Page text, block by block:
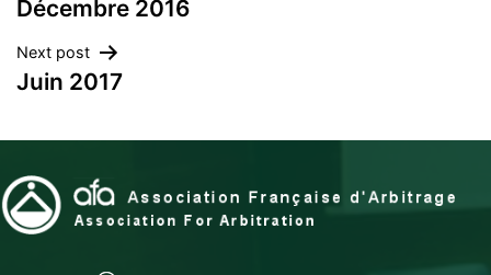
de
l’article
Décembre 2016
Next post
Juin 2017